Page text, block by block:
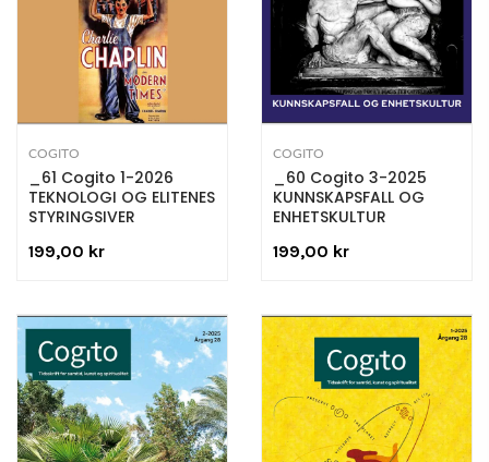
COGITO
_61 Cogito 1-2026
TEKNOLOGI OG ELITENES
STYRINGSIVER
199,00 kr
COGITO
_60 Cogito 3-2025
KUNNSKAPSFALL OG
ENHETSKULTUR
199,00 kr